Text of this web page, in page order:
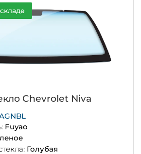
Chevrolet Niva
Fuyao
Голубая